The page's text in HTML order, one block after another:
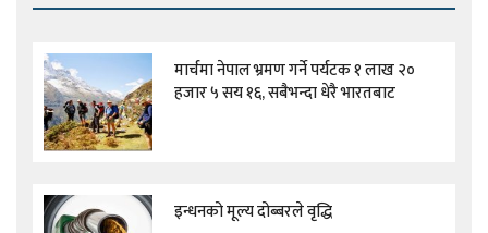
मार्चमा नेपाल भ्रमण गर्ने पर्यटक १ लाख २०
हजार ५ सय १६, सबैभन्दा धेरै भारतबाट
इन्धनको मूल्य दोब्बरले वृद्धि